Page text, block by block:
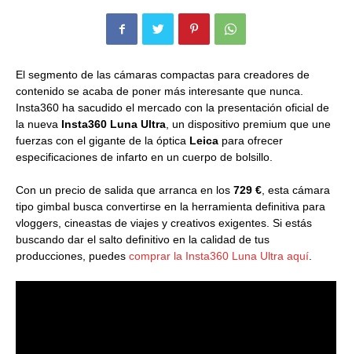
El segmento de las cámaras compactas para creadores de
contenido se acaba de poner más interesante que nunca.
Insta360 ha sacudido el mercado con la presentación oficial de
la nueva Insta360 Luna Ultra , un dispositivo premium que une
fuerzas con el gigante de la óptica Leica para ofrecer
especificaciones de infarto en un cuerpo de bolsillo.
Con un precio de salida que arranca en los 729 € , esta cámara
tipo gimbal busca convertirse en la herramienta definitiva para
vloggers, cineastas de viajes y creativos exigentes. Si estás
buscando dar el salto definitivo en la calidad de tus
producciones, puedes comprar la Insta360 Luna Ultra aquí